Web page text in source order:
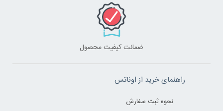
ضمانت کیفیت محصول
راهنمای خرید از اوناتس
نحوه ثبت سفارش